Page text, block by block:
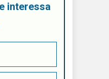
interessa